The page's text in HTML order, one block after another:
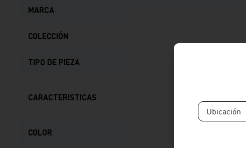
MARCA
COLECCIÓN
TIPO DE PIEZA
CARACTERISTICAS
COLOR
Ubicación